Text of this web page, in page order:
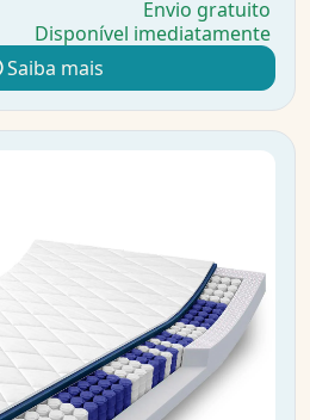
Envio gratuito
Disponível imediatamente
Saiba mais